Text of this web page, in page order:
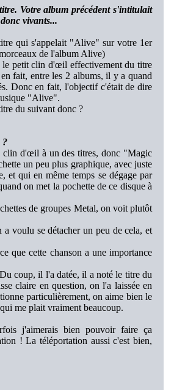
Votre album précédent s'intitulait
vivants...
qui s'appelait "Alive" sur votre 1er
de l'album Alive)
le petit clin d'œil effectivement du titre
fait, entre les 2 albums, il y a quand
Donc en fait, l'objectif c'était de dire
"Alive".
du suivant donc ?
?
clin d'œil à un des titres, donc "Magic
un peu plus graphique, avec juste
qui en même temps se dégage par
on met la pochette de ce disque à
de groupes Metal, on voit plutôt
voulu se détacher un peu de cela, et
que cette chanson a une importance
coup, il l'a datée, il a noté le titre du
claire en question, on l'a laissée en
particulièrement, on aime bien le
me plait vraiment beaucoup.
j'aimerais bien pouvoir faire ça
! La téléportation aussi c'est bien,